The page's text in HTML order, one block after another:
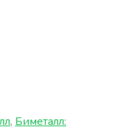
, Биметалл: